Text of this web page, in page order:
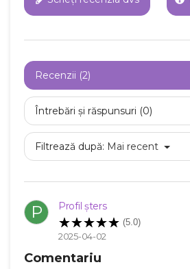
Recenzii (2)
Întrebări și răspunsuri (0)
Filtrează după: Mai recent
P Profil șters
(5.0)
2025-04-02
Comentariu